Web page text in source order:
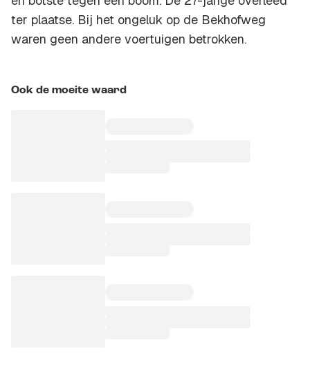
ter plaatse. Bij het ongeluk op de Bekhofweg
waren geen andere voertuigen betrokken.
Ook de moeite waard